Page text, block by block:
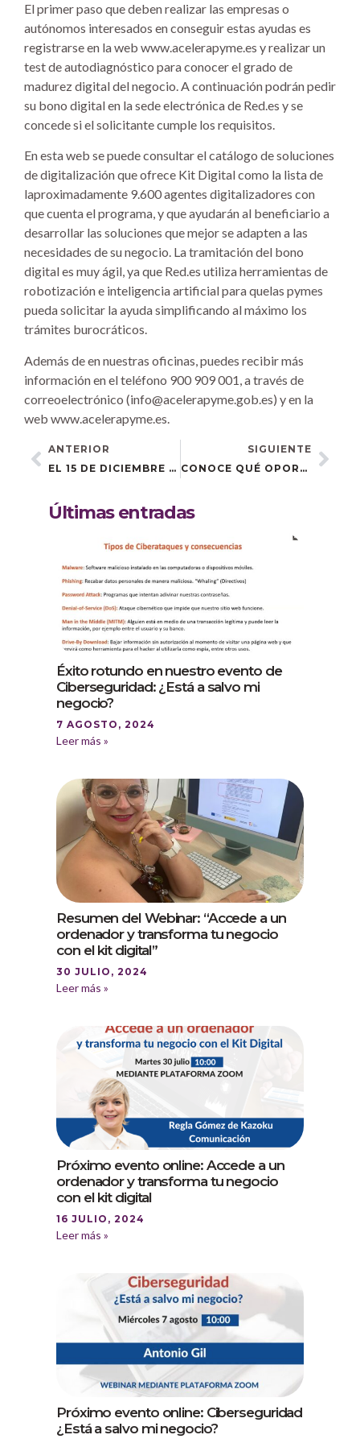
El primer paso que deben realizar las empresas o
autónomos interesados en conseguir estas ayudas es
registrarse en la web www.acelerapyme.es y realizar un
test de autodiagnóstico para conocer el grado de
madurez digital del negocio. A continuación podrán pedir
su bono digital en la sede electrónica de Red.es y se
concede si el solicitante cumple los requisitos.
En esta web se puede consultar el catálogo de soluciones
de digitalización que ofrece Kit Digital como la lista de
laproximadamente 9.600 agentes digitalizadores con
que cuenta el programa, y que ayudarán al beneficiario a
desarrollar las soluciones que mejor se adapten a las
necesidades de su negocio. La tramitación del bono
digital es muy ágil, ya que Red.es utiliza herramientas de
robotización e inteligencia artificial para quelas pymes
pueda solicitar la ayuda simplificando al máximo los
trámites burocráticos.
Además de en nuestras oficinas, puedes recibir más
información en el teléfono 900 909 001, a través de
correoelectrónico (info@acelerapyme.gob.es) y en la
web www.acelerapyme.es.
ANTERIOR
EL 15 DE DICIEMBRE CELEBRAMOS UNA NUEVA JORNADA SOBRE DIGITALIZACIÓN DEL MOVIMIENTO ASOCIATIVO RURAL
SIGUIENTE
CONOCE QUÉ OPORTUNIDADES OFRECEN LAS REDES A LAS ASOCIACIONES PARA COMUNICAR Y ENTUSIASMAR
Últimas entradas
Éxito rotundo en nuestro evento de
Ciberseguridad: ¿Está a salvo mi
negocio?
7 AGOSTO, 2024
Leer más »
Resumen del Webinar: “Accede a un
ordenador y transforma tu negocio
con el kit digital”
30 JULIO, 2024
Leer más »
Próximo evento online: Accede a un
ordenador y transforma tu negocio
con el kit digital
16 JULIO, 2024
Leer más »
Próximo evento online: Ciberseguridad
¿Está a salvo mi negocio?